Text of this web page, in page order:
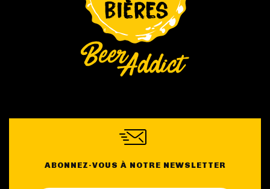
ABONNEZ-VOUS À NOTRE NEWSLETTER